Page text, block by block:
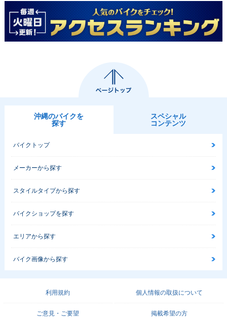
沖縄のバイクを
探す
スペシャル
コンテンツ
バイクトップ
メーカーから探す
スタイルタイプから探す
バイクショップを探す
エリアから探す
バイク画像から探す
利用規約 個人情報の取扱について
ご意見・ご要望 掲載希望の方